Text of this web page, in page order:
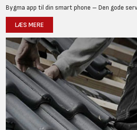
Bygma app til din smart phone – Den gode
LÆS MERE